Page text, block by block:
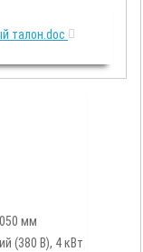
талон.doc
мм
(380 В), 4 кВт